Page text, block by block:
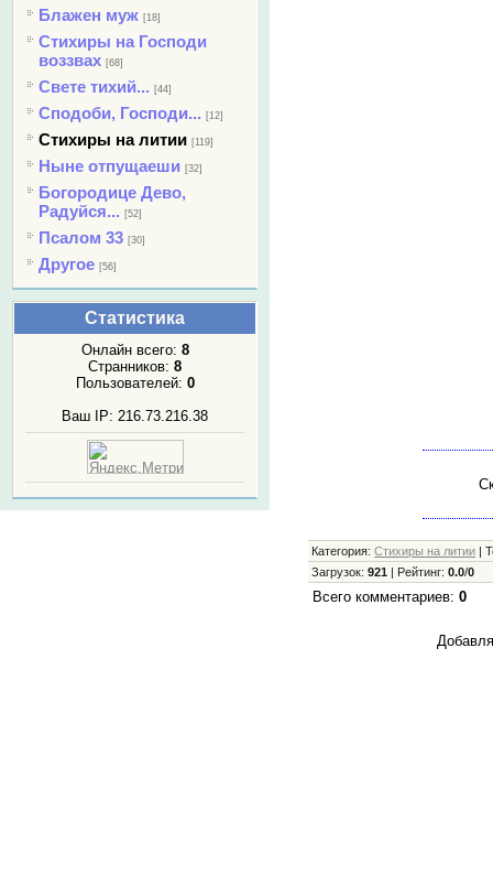
Блажен муж [18]
Стихиры на Господи
воззвах [68]
Свете тихий... [44]
Сподоби, Господи... [12]
Стихиры на литии [119]
Ныне отпущаеши [32]
Богородице Дево,
Радуйся... [52]
Псалом 33 [30]
Другое [56]
Статистика
Онлайн всего: 8
Странников: 8
Пользователей: 0
Ваш IP: 216.73.216.38
Категория:Стихиры на литии |
Загрузок:921 Рейтинг:0.0/0
Всего комментариев: 0